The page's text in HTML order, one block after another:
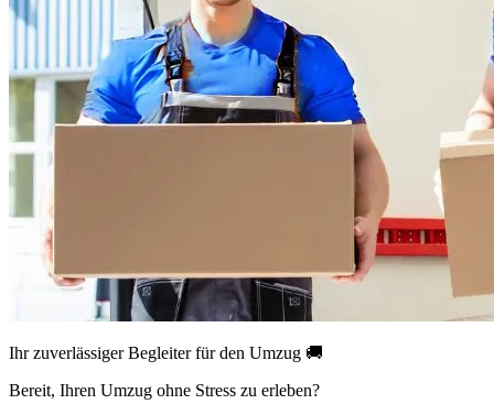
Ihr zuverlässiger Begleiter für den Umzug 🚚
Bereit, Ihren Umzug ohne Stress zu erleben?